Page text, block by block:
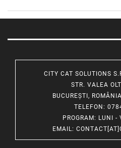
CITY CAT SOLUTIONS
STR. VALEA
BUCUREȘTI,
TELEFON :
PROGRAM: LUNI -
EMAIL: